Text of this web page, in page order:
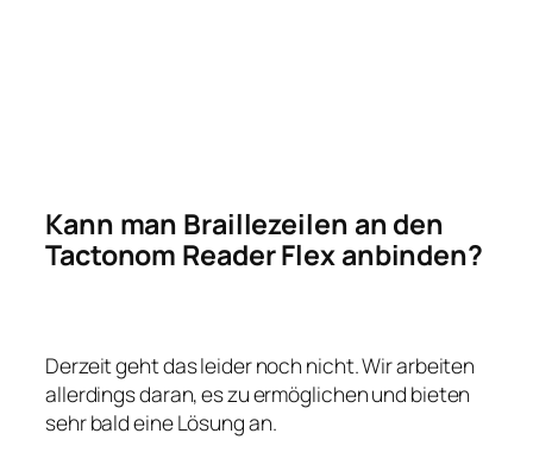
Kann man Braillezeilen an den
Tactonom Reader Flex anbinden?
Derzeit geht das leider noch nicht. Wir arbeiten
allerdings daran, es zu ermöglichen und bieten
sehr bald eine Lösung an.